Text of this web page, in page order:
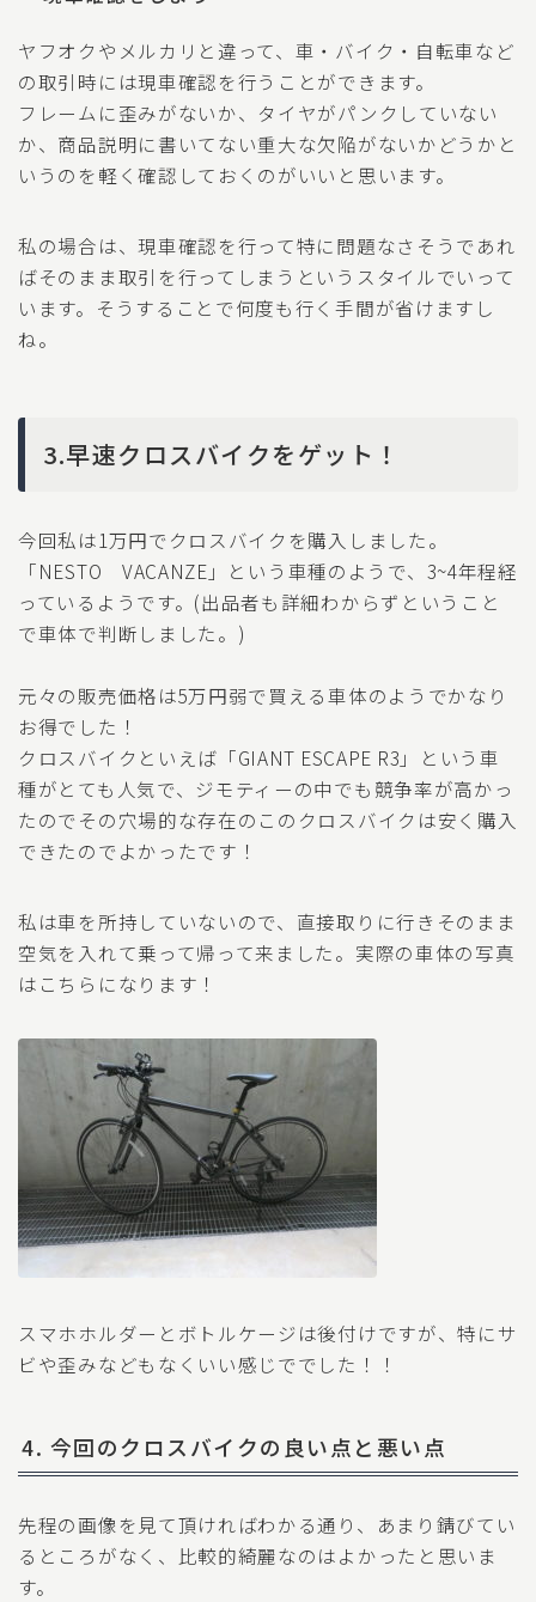
ヤフオクやメルカリと違って、車・バイク・自転車など
の取引時には現車確認を行うことができます。
フレームに歪みがないか、タイヤがパンクしていない
か、商品説明に書いてない重大な欠陥がないかどうかと
いうのを軽く確認しておくのがいいと思います。
私の場合は、現車確認を行って特に問題なさそうであれ
ばそのまま取引を行ってしまうというスタイルでいって
います。そうすることで何度も行く手間が省けますし
ね。
3.早速クロスバイクをゲット！
今回私は1万円でクロスバイクを購入しました。
「NESTO VACANZE」という車種のようで、3~4年程経
っているようです。(出品者も詳細わからずということ
で車体で判断しました。)
元々の販売価格は5万円弱で買える車体のようでかなり
お得でした！
クロスバイクといえば「GIANT ESCAPE R3」という車
種がとても人気で、ジモティーの中でも競争率が高かっ
たのでその穴場的な存在のこのクロスバイクは安く購入
できたのでよかったです！
私は車を所持していないので、直接取りに行きそのまま
空気を入れて乗って帰って来ました。実際の車体の写真
はこちらになります！
スマホホルダーとボトルケージは後付けですが、特にサ
ビや歪みなどもなくいい感じででした！！
4. 今回のクロスバイクの良い点と悪い点
先程の画像を見て頂ければわかる通り、あまり錆びてい
るところがなく、比較的綺麗なのはよかったと思いま
す。